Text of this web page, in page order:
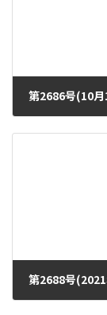
第2686号(10
第2688号